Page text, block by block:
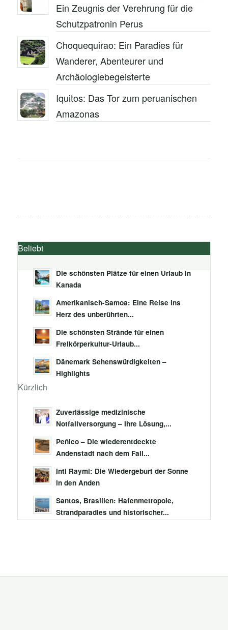
Ein Zeugnis der Verehrung für die
Schutzpatronin Perus
Choquequirao: Ein Paradies für
Wanderer, Abenteurer und
Archäologiebegeisterte
Iquitos: Das Tor zum peruanischen
Amazonas
Beliebt
Die schönsten Plätze für einen Urlaub in
Kanada
Amerikanisch-Samoa: Eine Reise ins
Herz des unberührten...
Die schönsten Strände für einen
Freikörperkultur-Urlaub...
Dänemark Sehenswürdigkeiten –
Highlights
Kürzlich
Zuverlässige medizinische
Notfallversorgung – Ihre Lösung,...
Peñico – Die wiederentdeckte
Andenstadt nach dem Fall...
Inti Raymi: Die Wiedergeburt der Sonne
in den Anden
Santos, Brasilien: Hafenmetropole,
Strandparadies und historischer...